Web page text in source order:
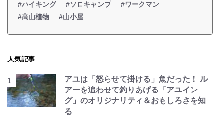
#ハイキング
#ソロキャンプ
#ワークマン
#高山植物
#山小屋
人気記事
アユは「怒らせて掛ける」魚だった！ ル
アーを追わせて釣りあげる「アユイン
グ」のオリジナリティ＆おもしろさを知
る